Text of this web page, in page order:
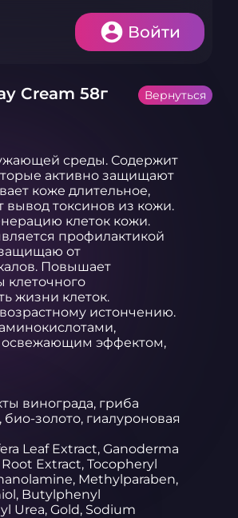
Войти
Cream 58г Вернуться
среды. Содержит
активно защищают
коже длительное,
вывод токсинов из кожи.
клеток кожи.
профилактикой
защищаю от
Повышает
клеточного
жизни клеток.
истончению.
освежающим эффектом,
винограда, гриба
золото, гиалуроновая
Leaf Extract, Ganoderma
Extract, Tocopheryl
Methylparaben,
Butylphenyl
Urea, Gold, Sodium